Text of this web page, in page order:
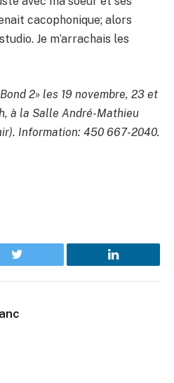
cacophonique; alors
Je m’arrachais les
2» les 19 novembre, 23 et
à la Salle André-Mathieu
Information: 450 667-2040.
Twitter LinkedIn